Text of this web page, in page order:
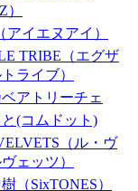
アイエヌアイ）
TRIBE（エグザ
ライブ）
アトリーチェ
(コムドット)
（ル・ヴ
ェッツ）
（SixTONES）